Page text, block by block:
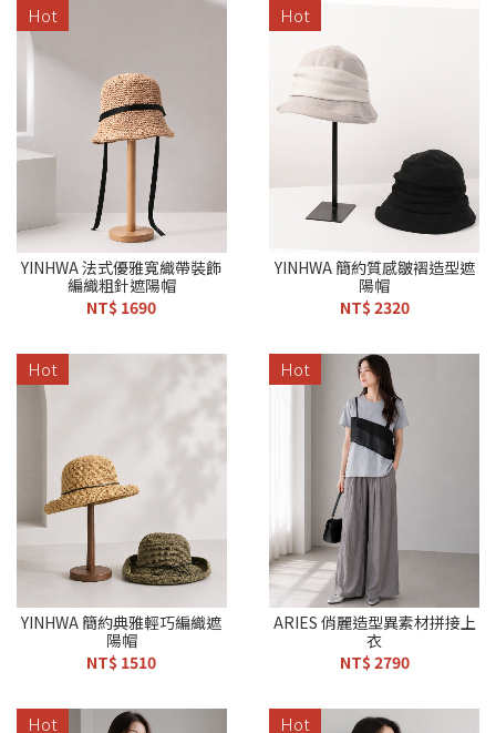
Hot
YINHWA 法式優雅寬織帶裝飾
編織粗針遮陽帽
NT$ 1690
Hot
YINHWA 簡約質感皺褶造型遮
陽帽
NT$ 2320
Hot
YINHWA 簡約典雅輕巧編織遮
陽帽
NT$ 1510
Hot
ARIES 俏麗造型異素材拼接上
衣
NT$ 2790
Hot Hot